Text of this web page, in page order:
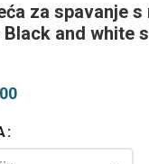
za spavanje
and white